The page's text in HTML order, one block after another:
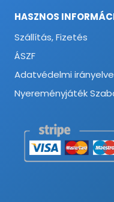
HASZNOS
Szállítás, Fizetés
ÁSZF
Adatvédelmi
Nyereményjáték